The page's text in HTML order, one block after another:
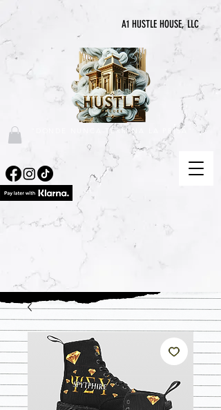
A1 HUSTLE HOUSE, LLC
"DONDE NUNCA TERMINA LA PRISA"